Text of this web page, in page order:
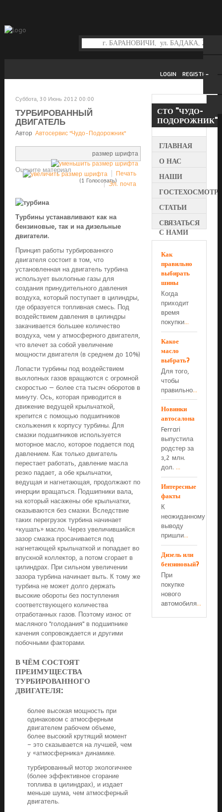
REGISTER
LOGIN
Суббота, 30 Июнь 2012 00:00
ТУРБИРОВАННЫЙ
ДВИГАТЕЛЬ
Автор Автосервис "Чудо-Подорожник"
размер шрифта
Печать
Эл. почта
Оцените материал
(1 Голосовать)
Турбины устанавливают как на
бензиновые, так и на дизельные
двигатели.
Принцип работы турбированного
двигателя состоит в том, что
установленная на двигатель турбина
использует выхлопные газы для
создания принудительного давления
воздуха, который поступает в цилиндры,
где образуется топливная смесь. Под
воздействием давления в цилиндры
закачивается большее количество
воздуха, чем у атмосферного двигателя,
что влечет за собой увеличение
мощности двигателя (в среднем до 10%)
Лопасти турбины под воздействием
выхлопных газов вращаются с огромной
скоростью — более ста тысяч оборотов в
минуту. Ось, которая приводится в
движение ведущей крыльчаткой,
крепится с помощью подшипников
скольжения к корпусу турбины. Для
смазки подшипников используется
моторное масло, которое подается под
давлением. Как только двигатель
перестает работать, давление масла
резко падает, а обе крыльчатки,
ведущая и нагнетающая, продолжают по
инерции вращаться. Подшипники вала,
на который насажены обе крыльчатки,
оказываются без смазки. Вследствие
таких перегрузок турбина начинает
«кушать» масло. Через увеличившийся
зазор смазка просачивается под
нагнетающей крыльчаткой и попадает во
впускной коллектор, а потом сгорает в
цилиндрах. При сильном увеличении
зазора турбина начинает выть. К тому же
турбина не может долго держать
высокие обороты без поступления
соответствующего количества
отработанных газов. Поэтому износ от
масляного "голодания" в подшипнике
качения сопровождается и другими
побочными факторами.
В ЧЁМ СОСТОЯТ
ПРЕИМУЩЕСТВА
ТУРБИРОВАННОГО
ДВИГАТЕЛЯ:
более высокая мощность при
одинаковом с атмосферным
двигателем рабочем объеме,
более высокий крутящий момент
– это сказывается на лучшей, чем
у «атмосферника» динамике.
турбированный мотор экологичнее
(более эффективное сгорание
топлива в цилиндрах), и издает
меньше шума, чем атмосферный
двигатель.
СТО "ЧУДО-
ПОДОРОЖНИК"
ГЛАВНАЯ
О НАС
НАШИ
ГОСТЕХОСМОТР
СТАТЬИ
СВЯЗАТЬСЯ
С НАМИ
Как
правильно
выбирать
шины
Когда
приходит
время
покупки...
Какое
масло
выбрать?
Для того,
чтобы
правильно...
Новинки
автосалона
Ferrari
выпустила
родстер за
з,2 млн.
дол. ...
Интересные
факты
К
неожиданному
выводу
пришли...
Дизель или
бензиновый?
При
покупке
нового
автомобиля...